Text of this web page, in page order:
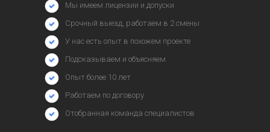
Мы имеем лицензии и допуски
Срочный выезд, работаем в 2 смены
У нас есть опыт в похожем проекте
Подсказываем и объясняем
Опыт более 10 лет
Работаем по договору
Отобранная команда специалистов